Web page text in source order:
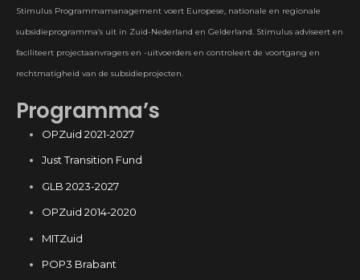
Stimulus Programmamanagement voert Europese, nationale en regionale
subsidieprogramma’s uit in Zuid-Nederland en Gelderland. Stimulus adviseert en
faciliteert projectaanvragers en -uitvoerders en controleert de voortgang en
rechtmatigheid van de subsidieprojecten.
Programma’s
OPZuid 2021-2027
Just Transition Fund
GLB 2023-2027
OPZuid 2014-2020
MITZuid
POP3 Brabant